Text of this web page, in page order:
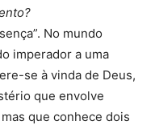
No mundo
imperador a uma
se à vinda de Deus,
que envolve
que conhece dois